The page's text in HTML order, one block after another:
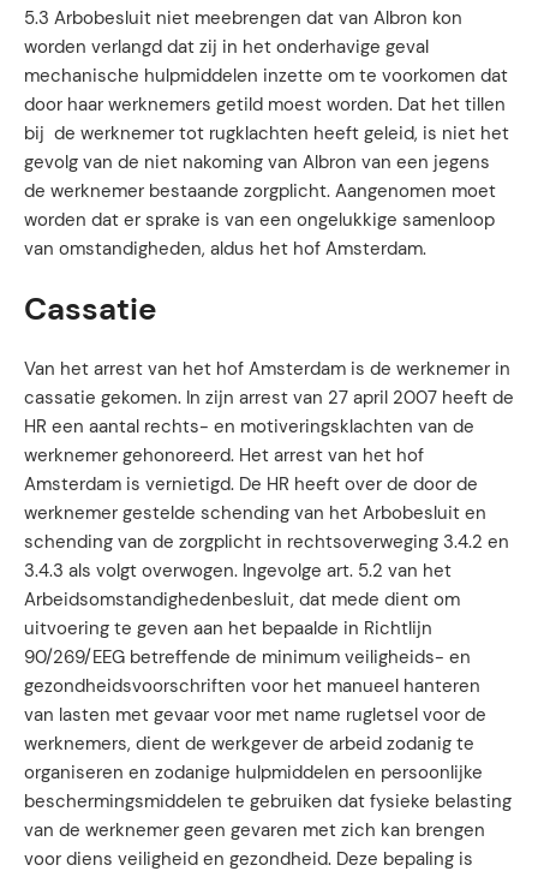
5.3 Arbobesluit niet meebrengen dat van Albron kon
worden verlangd dat zij in het onderhavige geval
mechanische hulpmiddelen inzette om te voorkomen dat
door haar werknemers getild moest worden. Dat het tillen
bij de werknemer tot rugklachten heeft geleid, is niet het
gevolg van de niet nakoming van Albron van een jegens
de werknemer bestaande zorgplicht. Aangenomen moet
worden dat er sprake is van een ongelukkige samenloop
van omstandigheden, aldus het hof Amsterdam.
Cassatie
Van het arrest van het hof Amsterdam is de werknemer in
cassatie gekomen. In zijn arrest van 27 april 2007 heeft de
HR een aantal rechts- en motiveringsklachten van de
werknemer gehonoreerd. Het arrest van het hof
Amsterdam is vernietigd. De HR heeft over de door de
werknemer gestelde schending van het Arbobesluit en
schending van de zorgplicht in rechtsoverweging 3.4.2 en
3.4.3 als volgt overwogen. Ingevolge art. 5.2 van het
Arbeidsomstandighedenbesluit, dat mede dient om
uitvoering te geven aan het bepaalde in Richtlijn
90/269/EEG betreffende de minimum veiligheids- en
gezondheidsvoorschriften voor het manueel hanteren
van lasten met gevaar voor met name rugletsel voor de
werknemers, dient de werkgever de arbeid zodanig te
organiseren en zodanige hulpmiddelen en persoonlijke
beschermingsmiddelen te gebruiken dat fysieke belasting
van de werknemer geen gevaren met zich kan brengen
voor diens veiligheid en gezondheid. Deze bepaling is